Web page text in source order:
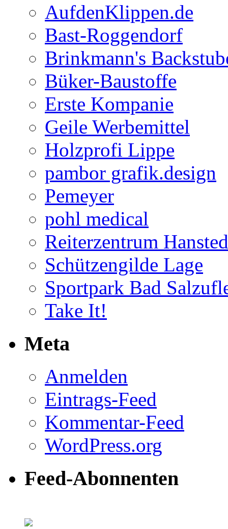
AufdenKlippen.de
Bast-Roggendorf
Brinkmann's
Büker-Baustoffe
Erste Kompanie
Geile Werbemittel
Holzprofi Lippe
pambor grafik.design
Pemeyer
pohl medical
Reiterzentrum
Schützengilde Lage
Sportpark Bad
Take It!
Meta
Anmelden
Eintrags-Feed
Kommentar-Feed
WordPress.org
Feed-Abonnenten